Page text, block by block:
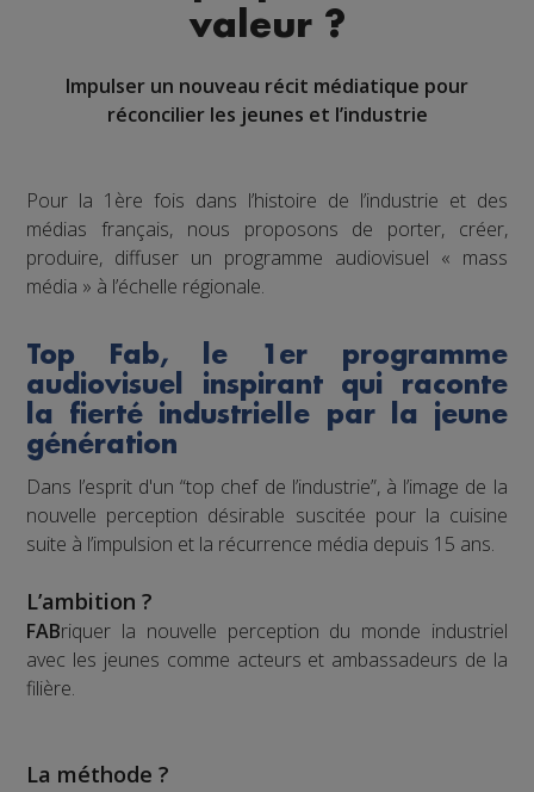
valeur ?
Impulser un nouveau récit médiatique pour
réconcilier les jeunes et l’industrie
Pour la 1ère fois dans l’histoire de l’industrie et des
médias français, nous proposons de porter, créer,
produire, diffuser un programme audiovisuel « mass
média » à l’échelle régionale.
Top Fab, le 1er programme
audiovisuel inspirant qui raconte
la fierté industrielle par la jeune
génération
Dans l’esprit d'un “top chef de l’industrie”, à l’image de la
nouvelle perception désirable suscitée pour la cuisine
suite à l’impulsion et la récurrence média depuis 15 ans.
L’ambition ?
FABriquer la nouvelle perception du monde industriel
avec les jeunes comme acteurs et ambassadeurs de la
filière.
La méthode ?